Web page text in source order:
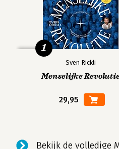
Sven Rickli
Menselijke
29,95
1
Bekijk de volledige